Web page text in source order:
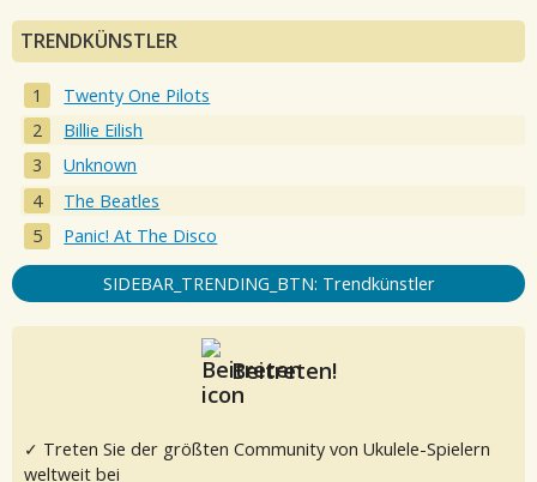
TRENDKÜNSTLER
Twenty One Pilots
Billie Eilish
Unknown
The Beatles
Panic! At The Disco
SIDEBAR_TRENDING_BTN: Trendkünstler
Beitreten!
✓ Treten Sie der größten Community von Ukulele-Spielern
weltweit bei